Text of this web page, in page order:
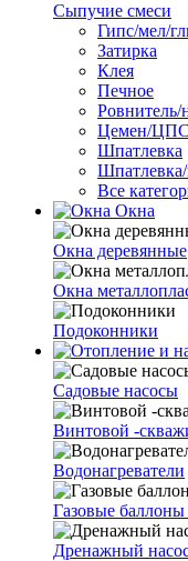
Сыпучие смеси
Гипс/мел/
Затирка
Клея
Печное
Цемен/ЦПС
Шпатлевка
Шпатлевка/
Все
Окна
Окна деревянные
Окна
Подоконники
Cадовые насосы
Винтовой -
Водонагреватели
Газовые
Дренажный